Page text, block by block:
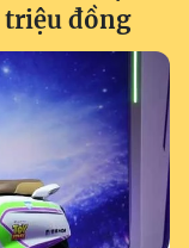
triệu đồng